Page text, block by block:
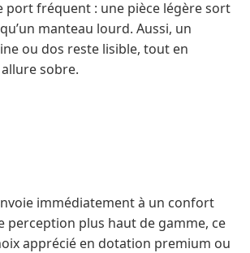
port fréquent : une pièce légère sort
manteau lourd. Aussi, un
ou dos reste lisible, tout en
sobre.
immédiatement à un confort
perception plus haut de gamme, ce
apprécié en dotation premium ou